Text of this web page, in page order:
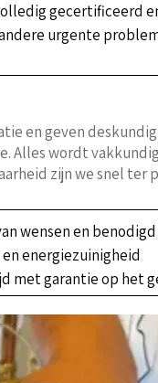
gecertificeerd
urgente
en geven deskundig
Alles wordt
zijn we snel ter
wensen en
energiezuinigheid
met garantie op het